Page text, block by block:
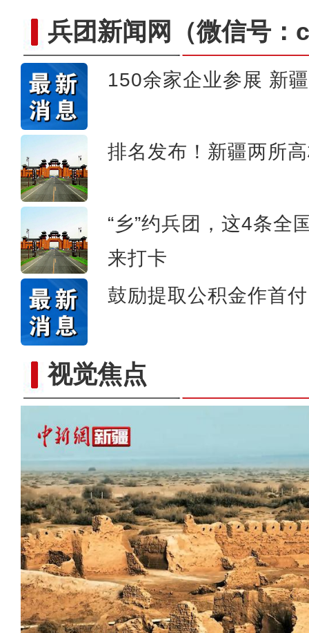
兵团新闻网 （微信号
150余家企业参展 新
排名发布！新疆两所
“乡”约兵团，这4条全
来打卡
鼓励提取公积金作首
视觉焦点重大历史题材电影《天山之